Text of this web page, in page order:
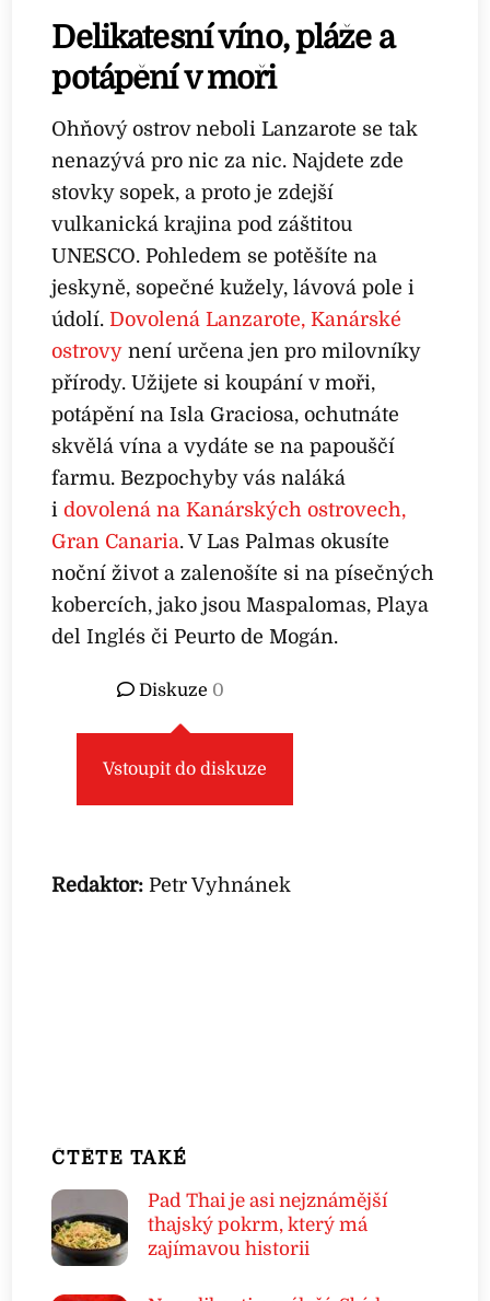
Delikatesní víno, pláže a
potápění v moři
Ohňový ostrov neboli Lanzarote se tak
nenazývá pro nic za nic. Najdete zde
stovky sopek, a proto je zdejší
vulkanická krajina pod záštitou
UNESCO. Pohledem se potěšíte na
jeskyně, sopečné kužely, lávová pole i
údolí.Dovolená Lanzarote, Kanárské
ostrovy není určena jen pro milovníky
přírody. Užijete si koupání v moři,
potápění na Isla Graciosa, ochutnáte
skvělá vína a vydáte se na papouščí
farmu. Bezpochyby vás naláká
idovolená na Kanárských ostrovech,
Gran Canaria. V Las Palmas okusíte
noční život a zalenošíte si na písečných
kobercích, jako jsou Maspalomas, Playa
del Inglés či Peurto de Mogán.
Diskuze 0
Vstoupit do diskuze
Redaktor:Petr Vyhnánek
ČTĚTE TAKÉ
Pad Thai je asi nejznámější
thajský pokrm, který má
zajímavou historii